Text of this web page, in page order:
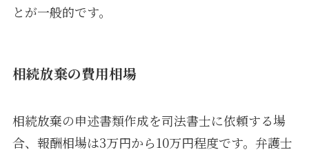
とが一般的です。
相続放棄の費用相場
相続放棄の申述書類作成を司法書士に依頼する場
合、報酬相場は3万円から10万円程度です。弁護士